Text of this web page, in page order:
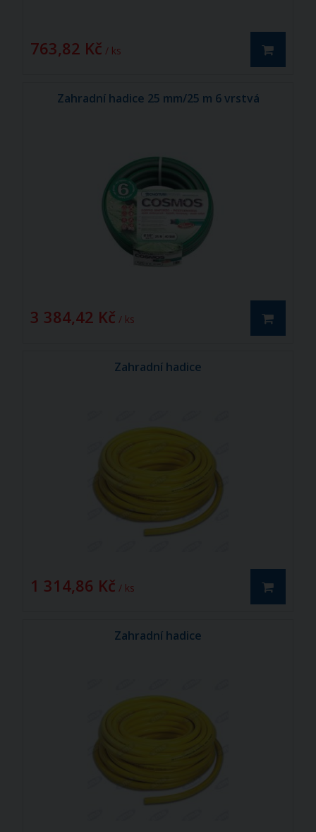
763,82 Kč / ks
Zahradní hadice 25 mm/25 m 6 vrstvá
3 384,42 Kč / ks
Zahradní hadice
1 314,86 Kč / ks
Zahradní hadice